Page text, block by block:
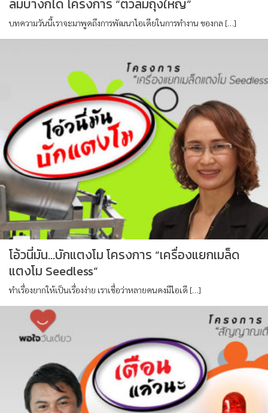
บทความวันนี้เราจะมาพูดถึงการพัฒนาไอเดียในการทำงาน ของกล […]
โอ้วนี่มัน…บักแตงโม โครงการ “เครื่องแยกเมล็ด
แตงโม Seedless”
ทำเรื่องยากให้เป็นเรื่องง่าย เราเชื่อว่าหลายคนคงมีไอเดี […]